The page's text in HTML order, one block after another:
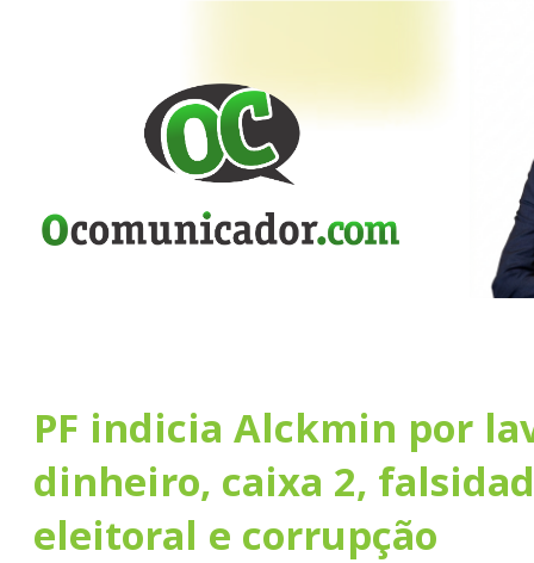
PF indicia Alckmin por
dinheiro, caixa 2,
eleitoral e corrupção